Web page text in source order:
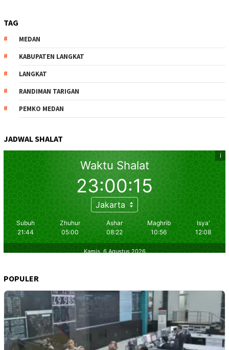
TAG
MEDAN
KABUPATEN LANGKAT
LANGKAT
RANDIMAN TARIGAN
PEMKO MEDAN
JADWAL SHALAT
POPULER